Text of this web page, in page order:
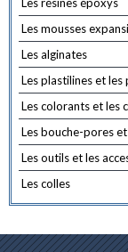
Les mousses
Les alginates
Les plastilines et
Les colorants et les
Les bouche-pores
Les outils et les
Les colles